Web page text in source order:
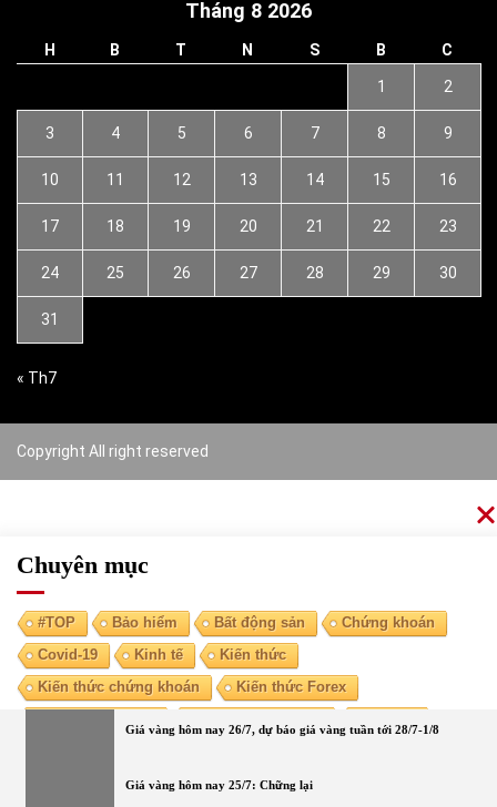
Giá vàng hôm nay 26/7, dự báo giá vàng tuần tới 28/7-1/8
Giá vàng hôm nay 25/7: Chững lại
Tháng 8 2026
H B T N S B C
1 2
3 4 5 6 7 8 9
10 11 12 13 14 15 16
17 18 19 20 21 22 23
24 25 26 27 28 29 30
31
« Th7
Copyright All right reserved
Chuyên mục
#TOP Bảo hiểm Bất động sản
Chứng khoán
Covid-19
Kinh tế
Kiến thức
Kiến thức chứng khoán
Kiến thức Forex